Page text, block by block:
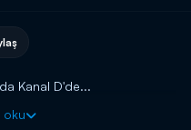
Kanal D'de...
oku